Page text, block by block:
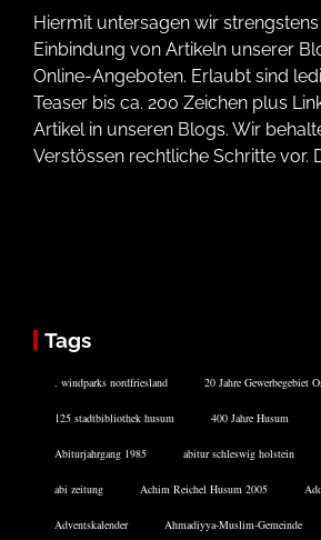
Hiermit untersagen wir
Einbindung von Artikeln unserer
Online-Angeboten. Erlaubt sind
Teaser bis ca. 200 Zeichen plus
Artikel in unseren Blogs. Wir
Verstössen rechtliche Schritte vor.
Tags
. windparks nordfriesland 20 Jahre Gewerbegebiet
125 stadtbibliothek husum 400 Jahre Husum
Abiturjahrgang 1985 abitur schleswig holstein
abi zeitung Achim Reichel Husum 2005
Adventskalender Ahmadiyya-Muslim-Gemeinde